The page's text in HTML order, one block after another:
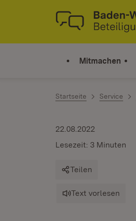
Zum Inhalt springen
Link zur Startseite
Mitmachen
Startseite Service
22.08.2022
Lesezeit: 3 Minuten
Teilen
Text vorlesen